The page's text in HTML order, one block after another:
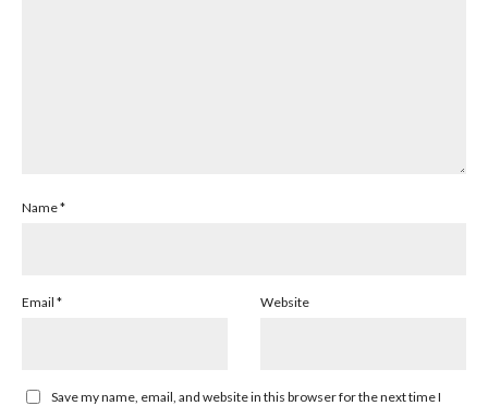
Name*
Email * Website
Save my name, email, and website in this browser for the next time I